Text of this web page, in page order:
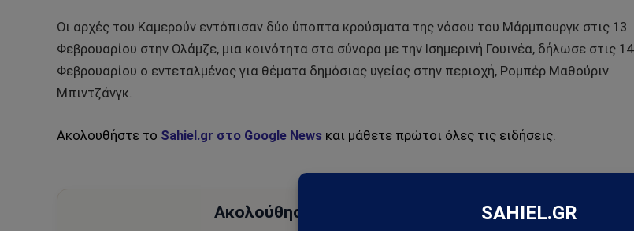
Οι αρχές του Καμερούν εντόπισαν δύο ύποπτα κρούσματα της νόσου του Μάρμπουργκ στις 13
Φεβρουαρίου στην Ολάμζε, μια κοινότητα στα σύνορα με την Ισημερινή Γουινέα, δήλωσε στις 14
Φεβρουαρίου ο εντεταλμένος για θέματα δημόσιας υγείας στην περιοχή, Ρομπέρ Μαθούριν
Μπιντζάνγκ.
Ακολουθήστε το Sahiel.gr στο Google News και μάθετε πρώτοι όλες τις ειδήσεις.
Ακολούθησε το Sahiel στο Google News